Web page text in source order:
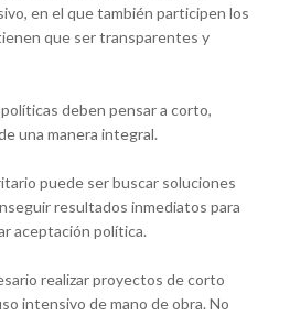
en el que también participen los
que ser transparentes y
deben pensar a corto,
una manera integral.
puede ser buscar soluciones
resultados inmediatos para
aceptación política.
realizar proyectos de corto
intensivo de mano de obra. No